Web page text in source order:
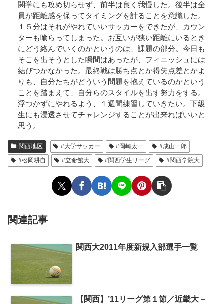
関学にも攻め切らせず、前半は良く我慢した。後半は全
員が距離感を保ってタイミングを計ることを意識した。
１５分はそれがやれていいサッカーをできたが、カウン
ターも喰らってしまった。お互いが狭い距離にいるとき
にどう絡んでいくのかというのは、課題の部分。今日も
そこを出そうとした瞬間はあったが、フィニッシュには
結びつかなかった。最終戦は勝ち点とか得失点差とかよ
りも、自分たちがどういう問題を抱えているのかという
ことを踏まえて、自分らのスタイルを出す努力をする。
浮つかずにやれるよう、１週間練習していきたい。下級
生にも浸透させてチャレンジすることが出来ればいいと
思う。
関西地区 #大学サッカー #岡崎太一
#成山一郎
#松岡耕自
#立命館大 #関西学生リーグ #関西学院大
関連記事
関西大2011年度新規入部選手一覧
【関西】’11リーグ第１節／近畿大－